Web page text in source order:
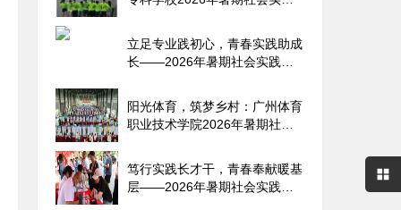
立足专业践初心，青春实践助成
长——2026年暑期社会实践报
阳光体育，筑梦乡村：广州体育
职业技术学院2026年暑期社会
笃行实践长才干，青春奉献暖基
层——2026年暑期社会实践报